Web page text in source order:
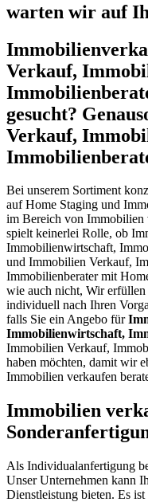
warten wir auf
Verkauf,
gesucht?
Verkauf,
Bei unserem Sortiment
auf Home Staging und
im Bereich von Immobilien
spielt keinerlei Rolle, ob
Immobilienwirtschaft,
und Immobilien Verkauf,
Immobilienberater mit
wie auch nicht, Wir
individuell nach Ihren
falls Sie ein Angebo für
Immobilienwirtschaft,
Immobilien Verkauf,
haben möchten, damit wir
Immobilien verkaufen
Immobilien
Als Individualanfertigung
Unser Unternehmen kann
Dienstleistung bieten. Es